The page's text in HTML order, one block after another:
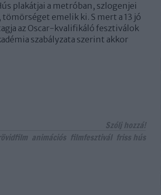
plakátjai a metróban, szlogenjei
emelik ki. S mert a 13 jó
az Oscar-kvalifikáló fesztiválok
szabályzata szerint akkor
Szólj hozzá!
animációs filmfesztivál friss hús